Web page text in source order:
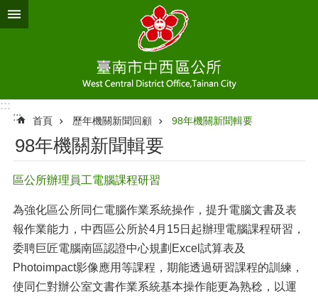
跳到主要內容區塊
:::
:::
首頁 歷年機關新聞回顧 98年機關新聞輯要
98年機關新聞輯要
區公所辦理員工電腦課程研習
為強化區公所同仁電腦作業系統操作，提升電腦文書及表
報作業能力，中西區公所於4月15日起辦理電腦課程研習，
委聘巨匠電腦南區認證中心規劃Excel試算表及
Photoimpact影像應用等課程，期能透過研習課程的訓練，
使同仁對辦公室文書作業系統基本操作能更為熟稔，以運